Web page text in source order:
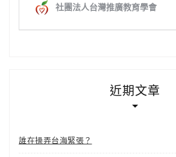
近期文章
誰在操弄台海緊張？